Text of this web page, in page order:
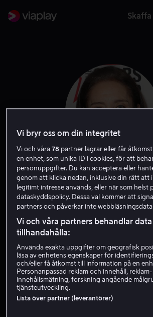
Mimi
Gäst Skådespelare
Vi bryr oss om din integritet
Vi och våra78 partner lagrar eller får
en enhet, som unika ID i cookies, för att
personuppgifter. Du kan acceptera eller
genom att klicka nedan, inklusive din rätt att
legitimt intresse används, eller när som helst
dataskyddspolicy. Dessa val kommer att
partners och påverkar inte
Vi och våra partners behandlar
tillhandahålla:
Använda exakta uppgifter om geografisk
läsa av enhetens egenskaper för
och/eller få åtkomst till information på en
Personanpassad reklam och innehåll,
innehållsmätning, forskning angående
tjänsteutveckling.
Lista över partner (leverantörer)